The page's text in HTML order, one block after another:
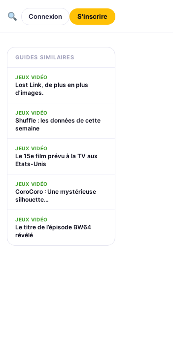
Connexion S'inscrire
GUIDES SIMILAIRES
JEUX VIDÉO
Lost Link, de plus en plus
d’images.
JEUX VIDÉO
Shuffle : les données de cette
semaine
JEUX VIDÉO
Le 15e film prévu à la TV aux
Etats-Unis
JEUX VIDÉO
CoroCoro : Une mystérieuse
silhouette…
JEUX VIDÉO
Le titre de l’épisode BW64
révélé